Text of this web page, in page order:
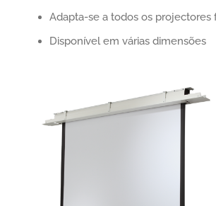
Adapta-se a todos os projectores
Disponível em várias dimensões